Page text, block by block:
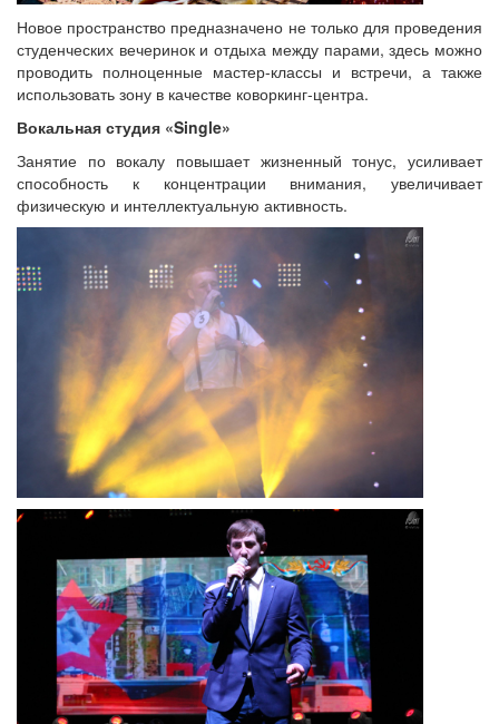
Новое пространство предназначено не только для проведения
студенческих вечеринок и отдыха между парами, здесь можно
проводить полноценные мастер-классы и встречи, а также
использовать зону в качестве коворкинг-центра.
Вокальная студия «Single»
Занятие по вокалу повышает жизненный тонус, усиливает
способность к концентрации внимания, увеличивает
физическую и интеллектуальную активность.